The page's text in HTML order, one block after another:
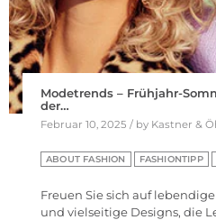
Modetrends – Frühjahr-
der…
Februar 10, 2025 / by Kastner &
ABOUT FASHION FASHIONTIPP
Freuen Sie sich auf
und vielseitige Designs, die